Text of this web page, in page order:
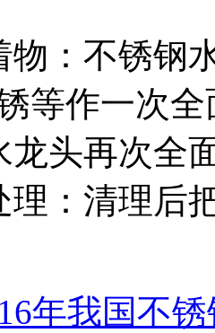
物：不锈钢
等作一次
龙头再次全
理：清理后
年我国不